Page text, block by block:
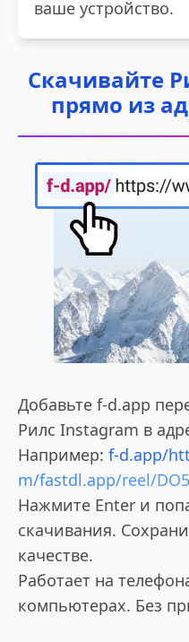
ваше устройство.
Скачивайте
прямо из
Добавьте f-d.app
Рилс Instagram в
Например: f-d.app/
m/fastdl.app/reel/
Нажмите Enter и
скачивания.
качестве.
Работает на
компьютерах. Без